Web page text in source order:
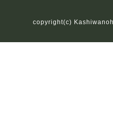
copyright(c)